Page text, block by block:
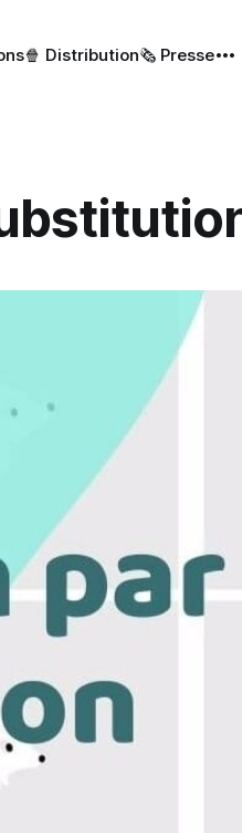
🍿 Distribution🗞 Presse